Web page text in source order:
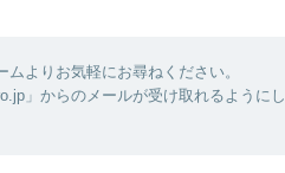
よりお気軽にお尋ねください。
」からのメールが受け取れるようにし